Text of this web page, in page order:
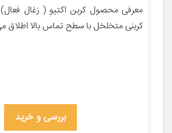
معرفی محصول کربن اکتیو ( زغال فعال)
کربنی متخلخل با سطح تماس بالا
بررسی و خرید